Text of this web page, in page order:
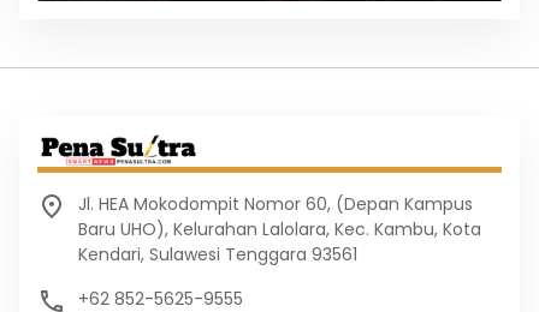
Jl. HEA Mokodompit Nomor 60, (Depan Kampus
Baru UHO), Kelurahan Lalolara, Kec. Kambu, Kota
Kendari, Sulawesi Tenggara 93561
+62 852-5625-9555